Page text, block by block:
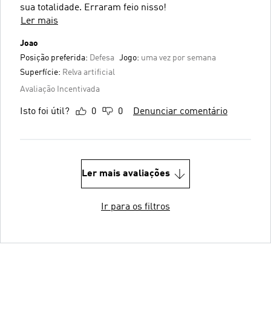
sua totalidade. Erraram feio nisso!
Ler mais
Joao
Posição preferida: Defesa Jogo: uma vez por semana
Superfície: Relva artificial
Avaliação Incentivada
Isto foi útil? 0 0 Denunciar comentário
Ler mais avaliações
Ir para os filtros